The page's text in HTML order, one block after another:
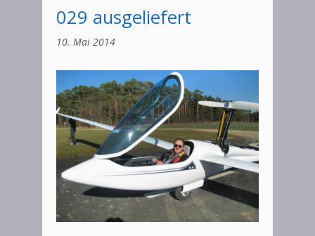
029 ausgeliefert
10. Mai 2014